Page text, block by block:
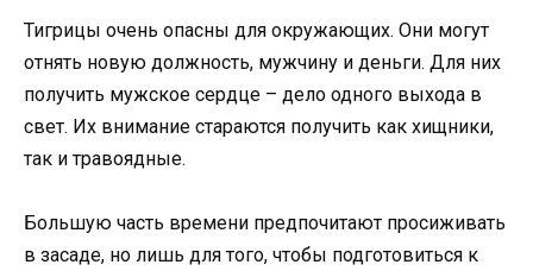
Тигрицы очень опасны для окружающих. Они могут
отнять новую должность, мужчину и деньги. Для них
получить мужское сердце – дело одного выхода в
свет. Их внимание стараются получить как хищники,
так и травоядные.
Большую часть времени предпочитают просиживать
в засаде, но лишь для того, чтобы подготовиться к